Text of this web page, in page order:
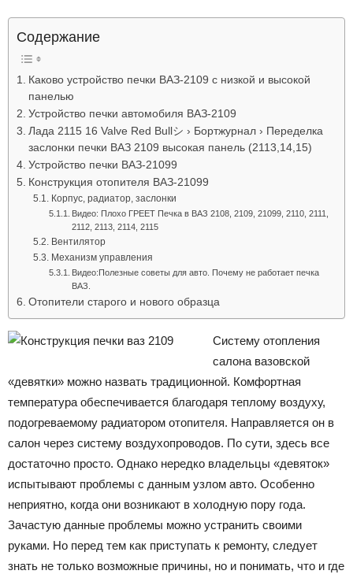
ВАЗ
Содержание
Каково устройство печки ВАЗ-2109 с низкой и высокой
панелью
Устройство печки автомобиля ВАЗ-2109
Лада 2115 16 Valve Red Bullシ › Бортжурнал › Переделка
заслонки печки ВАЗ 2109 высокая панель (2113,14,15)
Устройство печки ВАЗ-21099
Конструкция отопителя ВАЗ-21099
Корпус, радиатор, заслонки
Видео: Плохо ГРЕЕТ Печка в ВАЗ 2108, 2109, 21099, 2110, 2111,
2112, 2113, 2114, 2115
Вентилятор
Механизм управления
Видео:Полезные советы для авто. Почему не работает печка
ВАЗ.
Отопители старого и нового образца
Систему отопления
салона вазовской
«девятки» можно назвать традиционной. Комфортная
температура обеспечивается благодаря теплому воздуху,
подогреваемому радиатором отопителя. Направляется он в
салон через систему воздухопроводов. По сути, здесь все
достаточно просто. Однако нередко владельцы «девяток»
испытывают проблемы с данным узлом авто. Особенно
неприятно, когда они возникают в холодную пору года.
Зачастую данные проблемы можно устранить своими
руками. Но перед тем как приступать к ремонту, следует
знать не только возможные причины, но и понимать, что и где